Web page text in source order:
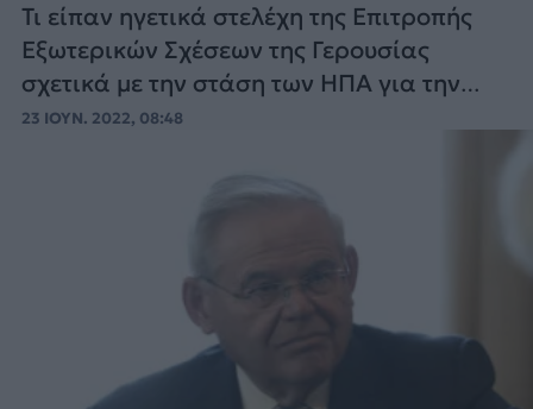
Τι είπαν ηγετικά στελέχη της Επιτροπής
Εξωτερικών Σχέσεων της Γερουσίας
σχετικά με την στάση των ΗΠΑ για την
ένταξη των δύο σκανδιναβικών χωρών
23 ΙΟΥΝ. 2022, 08:48